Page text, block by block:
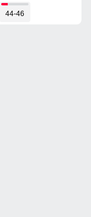
44-46